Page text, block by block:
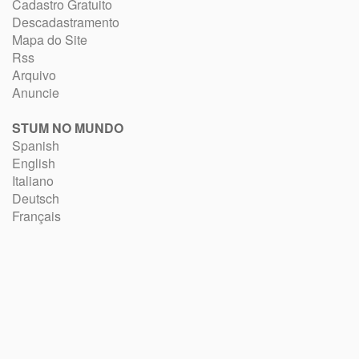
Cadastro Gratuito
Descadastramento
Mapa do Site
Rss
Arquivo
Anuncie
STUM NO MUNDO
Spanish
English
Italiano
Deutsch
Français